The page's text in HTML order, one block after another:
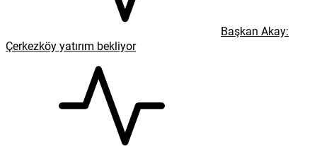
Başkan Akay:
Çerkezköy yatırım bekliyor